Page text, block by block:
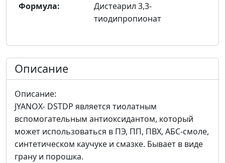
Формула:
Дистеарил 3,3-
тиодипропионат
Описание
Описание:
JYANOX- DSTDP является тиолатным
вспомогательным антиоксидантом, который
может использоваться в ПЭ, ПП, ПВХ, АБС-смоле,
синтетическом каучуке и смазке. Бывает в виде
грану и порошка.